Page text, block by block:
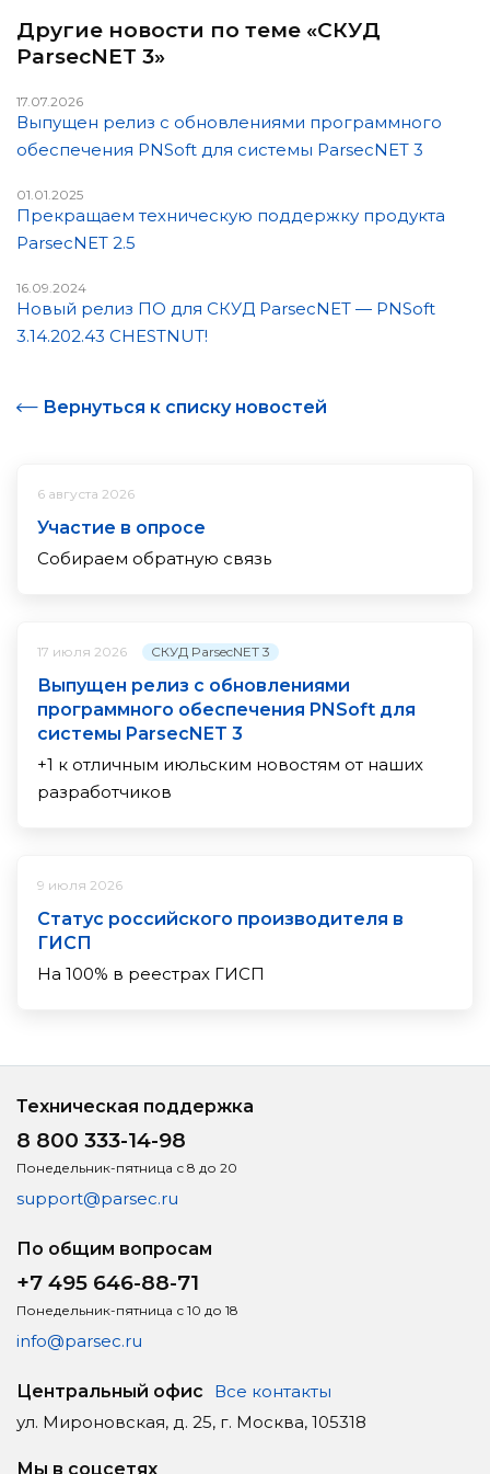
Другие новости по теме «СКУД
ParsecNET 3»
17.07.2026
Выпущен релиз с обновлениями программного
обеспечения PNSoft для системы ParsecNET 3
01.01.2025
Прекращаем техническую поддержку продукта
ParsecNET 2.5
16.09.2024
Новый релиз ПО для СКУД ParsecNET — PNSoft
3.14.202.43 CHESTNUT!
Вернуться к списку новостей
6 августа 2026
Участие в опросе
Собираем обратную связь
17 июля 2026 СКУД ParsecNET 3
Выпущен релиз с обновлениями
программного обеспечения PNSoft для
системы ParsecNET 3
+1 к отличным июльским новостям от наших
разработчиков
9 июля 2026
Статус российского производителя в
ГИСП
На 100% в реестрах ГИСП
Техническая поддержка
8 800 333-14-98
Понедельник-пятница с 8 до 20
support@parsec.ru
По общим вопросам
+7 495 646-88-71
Понедельник-пятница с 10 до 18
info@parsec.ru
Центральный офис
Все контакты
ул. Мироновская, д. 25, г. Москва, 105318
Мы в соцсетях